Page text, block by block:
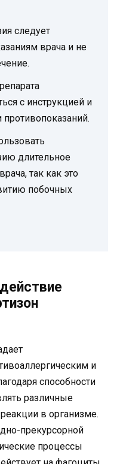
следует
врача и не
с инструкцией и
противопоказаний.
длительное
так как это
побочных
и
способности
различные
в организме.
прекурсорной
процессы